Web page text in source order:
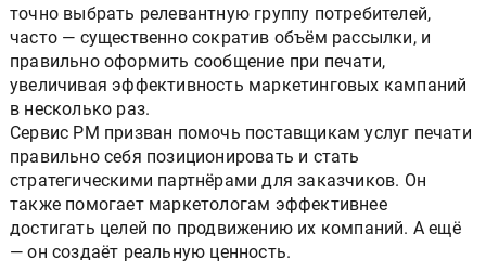
точно выбрать релевантную группу потребителей,
часто — существенно сократив объём рассылки, и
правильно оформить сообщение при печати,
увеличивая эффективность маркетинговых кампаний
в несколько раз.
Сервис PM призван помочь поставщикам услуг печати
правильно себя позиционировать и стать
стратегическими партнёрами для заказчиков. Он
также помогает маркетологам эффективнее
достигать целей по продвижению их компаний. А ещё
— он создаёт реальную ценность.